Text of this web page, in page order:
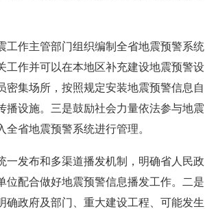
工作主管部门组织编制全省地震预警系统
作并可以在本地区补充建设地震预警设
集场所，按照规定安装地震预警信息自
设施。三是鼓励社会力量依法参与地震
省地震预警系统进行管理。
一发布和多渠道播发机制，明确省人民政
位配合做好地震预警信息播发工作。二是
政府及部门、重大建设工程、可能发生